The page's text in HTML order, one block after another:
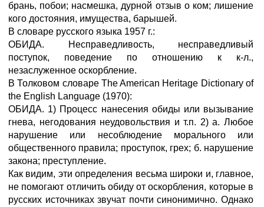
брань, побои; насмешка, дурной отзыв о ком; лишение
кого достояния, имущества, барышей.
В словаре русского языка 1957 г.:
ОБИДА. Несправедливость, несправедливый
поступок, поведение по отношению к к-л.,
незаслуженное оскорбление.
В Толковом словаре The American Heritage Dictionary of
the English Language (1970):
ОБИДА. 1) Процесс нанесения обиды или вызывание
гнева, негодования неудовольствия и т.п. 2) а. Любое
нарушение или несоблюдение морального или
общественного правила; проступок, грех; б. нарушение
закона; преступление.
Как видим, эти определения весьма широки и, главное,
не помогают отличить обиду от оскорбления, которые в
русских источниках звучат почти синонимично. Однако